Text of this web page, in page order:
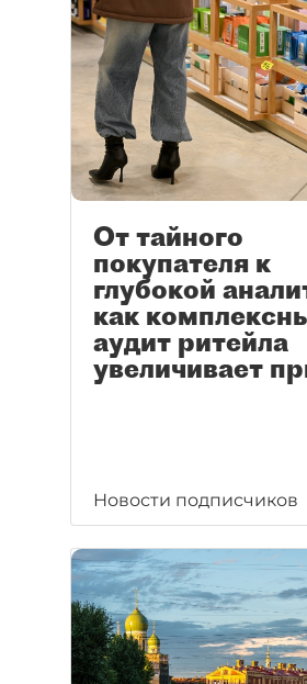
От тайного
покупателя к
глубокой
как
аудит ритейла
увеличивает
Новости подписчиков